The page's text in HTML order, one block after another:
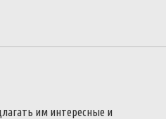
им интересные и